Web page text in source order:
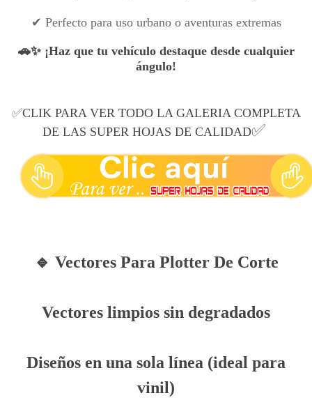
✔ Perfecto para uso urbano o aventuras extremas
🚗✨ ¡Haz que tu vehículo destaque desde cualquier
ángulo!
✅CLIK PARA VER TODO LA GALERIA COMPLETA
DE LAS SUPER HOJAS DE CALIDAD✅
🔹 Vectores Para Plotter De Corte
Vectores limpios sin degradados
Diseños en una sola línea (ideal para
vinil)